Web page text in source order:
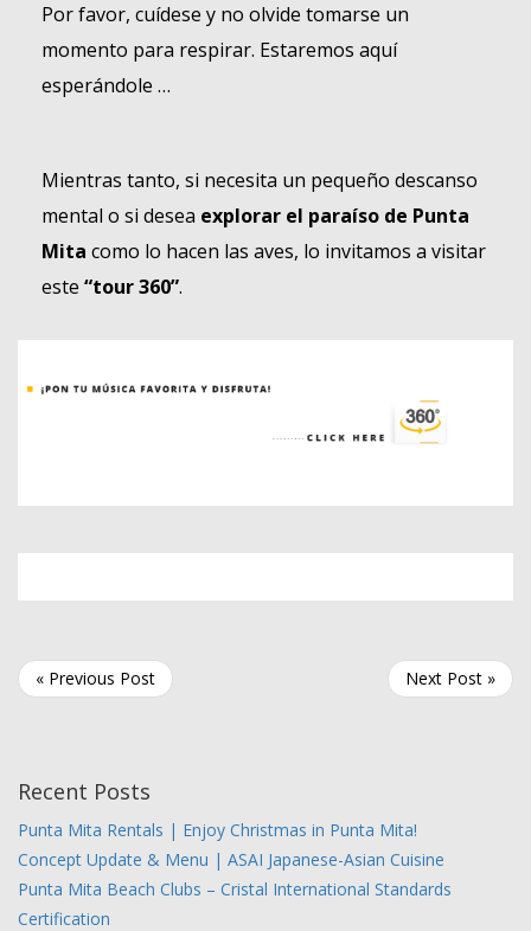
Por favor, cuídese y no olvide tomarse un
momento para respirar. Estaremos aquí
esperándole …
Mientras tanto, si necesita un pequeño descanso
mental o si desea explorar el paraíso de Punta
Mita como lo hacen las aves, lo invitamos a visitar
este “tour 360”.
« Previous Post Next Post »
Recent Posts
Punta Mita Rentals | Enjoy Christmas in Punta Mita!
Concept Update & Menu | ASAI Japanese-Asian Cuisine
Punta Mita Beach Clubs – Cristal International Standards
Certification